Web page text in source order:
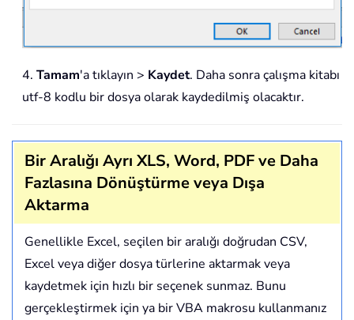
4. Tamam'a tıklayın > Kaydet. Daha sonra çalışma kitabı
utf-8 kodlu bir dosya olarak kaydedilmiş olacaktır.
Bir Aralığı Ayrı XLS, Word, PDF ve Daha
Fazlasına Dönüştürme veya Dışa
Aktarma
Genellikle Excel, seçilen bir aralığı doğrudan CSV,
Excel veya diğer dosya türlerine aktarmak veya
kaydetmek için hızlı bir seçenek sunmaz. Bunu
gerçekleştirmek için ya bir VBA makrosu kullanmanız